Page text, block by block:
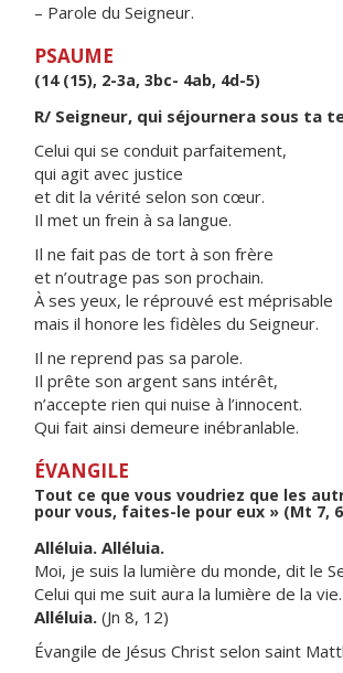
– Parole du Seigneur.
PSAUME
(14 (15), 2-3a, 3bc- 4ab, 4d-5)
R/ Seigneur, qui séjournera sous ta
Celui qui se conduit parfaitement,
qui agit avec justice
et dit la vérité selon son cœur.
Il met un frein à sa langue.
Il ne fait pas de tort à son frère
et n’outrage pas son prochain.
À ses yeux, le réprouvé est méprisable
mais il honore les fidèles du Seigneur.
Il ne reprend pas sa parole.
Il prête son argent sans intérêt,
n’accepte rien qui nuise à l’innocent.
Qui fait ainsi demeure inébranlable.
ÉVANGILE
Tout ce que vous voudriez que les
pour vous, faites-le pour eux » (Mt 7,
Alléluia. Alléluia.
Moi, je suis la lumière du monde, dit le
Celui qui me suit aura la lumière de la vie.
Alléluia. (Jn 8, 12)
Évangile de Jésus Christ selon saint